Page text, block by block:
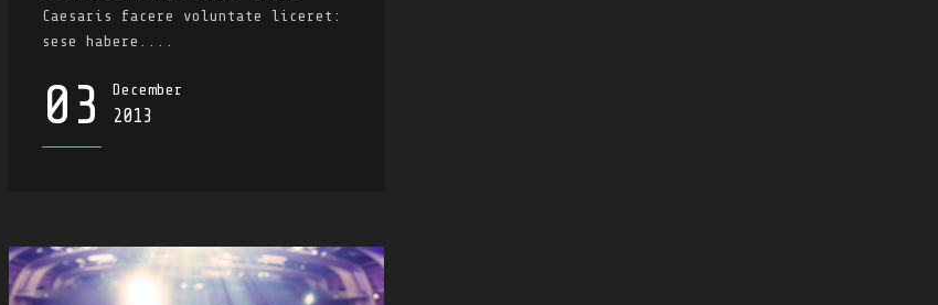
Caesaris facere voluntate liceret:
sese habere....
03 December
2013